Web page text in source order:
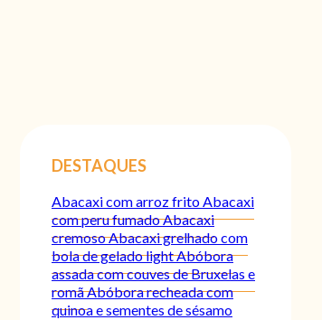
DESTAQUES
Abacaxi com arroz fritoAbacaxi
com peru fumadoAbacaxi
cremosoAbacaxi grelhado com
bola de gelado lightAbóbora
assada com couves de Bruxelas e
romãAbóbora recheada com
quinoa e sementes de sésamo